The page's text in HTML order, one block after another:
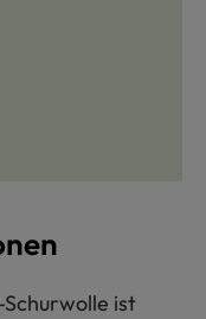
ist